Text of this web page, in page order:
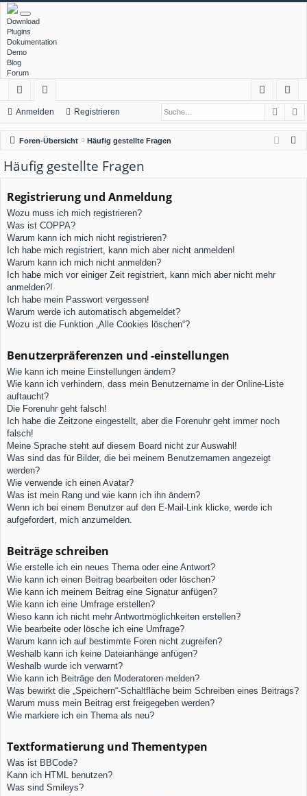
Download
Plugins
Dokumentation
Demo
Blog
Forum
ch
ne
llz
ug
rif
f
or
en
m
el
de
ist
rie
re
Anmelden Registrieren
Foren-Übersicht Häufig gestellte Fragen
Häufig gestellte Fragen
Registrierung und Anmeldung
Wozu muss ich mich registrieren?
Was ist COPPA?
Warum kann ich mich nicht registrieren?
Ich habe mich registriert, kann mich aber nicht anmelden!
Warum kann ich mich nicht anmelden?
Ich habe mich vor einiger Zeit registriert, kann mich aber nicht mehr
anmelden?!
Ich habe mein Passwort vergessen!
Warum werde ich automatisch abgemeldet?
Wozu ist die Funktion „Alle Cookies löschen“?
Benutzerpräferenzen und -einstellungen
Wie kann ich meine Einstellungen ändern?
Wie kann ich verhindern, dass mein Benutzername in der Online-Liste
auftaucht?
Die Forenuhr geht falsch!
Ich habe die Zeitzone eingestellt, aber die Forenuhr geht immer noch
falsch!
Meine Sprache steht auf diesem Board nicht zur Auswahl!
Was sind das für Bilder, die bei meinem Benutzernamen angezeigt
werden?
Wie verwende ich einen Avatar?
Was ist mein Rang und wie kann ich ihn ändern?
Wenn ich bei einem Benutzer auf den E-Mail-Link klicke, werde ich
aufgefordert, mich anzumelden.
Beiträge schreiben
Wie erstelle ich ein neues Thema oder eine Antwort?
Wie kann ich einen Beitrag bearbeiten oder löschen?
Wie kann ich meinem Beitrag eine Signatur anfügen?
Wie kann ich eine Umfrage erstellen?
Wieso kann ich nicht mehr Antwortmöglichkeiten erstellen?
Wie bearbeite oder lösche ich eine Umfrage?
Warum kann ich auf bestimmte Foren nicht zugreifen?
Weshalb kann ich keine Dateianhänge anfügen?
Weshalb wurde ich verwarnt?
Wie kann ich Beiträge den Moderatoren melden?
Was bewirkt die „Speichern“-Schaltfläche beim Schreiben eines Beitrags?
Warum muss mein Beitrag erst freigegeben werden?
Wie markiere ich ein Thema als neu?
Textformatierung und Thementypen
Was ist BBCode?
Kann ich HTML benutzen?
Was sind Smileys?